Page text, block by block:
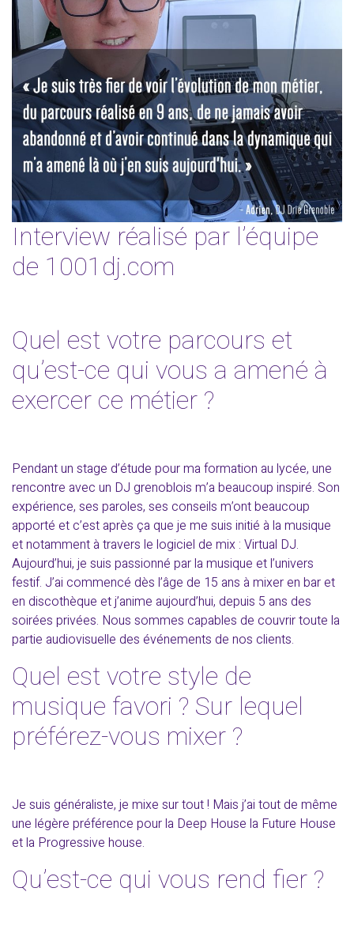
Interview réalisé par l’équipe
de 1001dj.com
Quel est votre parcours et
qu’est-ce qui vous a amené à
exercer ce métier ?
Pendant un stage d’étude pour ma formation au lycée, une
rencontre avec un DJ grenoblois m’a beaucoup inspiré. Son
expérience, ses paroles, ses conseils m’ont beaucoup
apporté et c’est après ça que je me suis initié à la musique
et notamment à travers le logiciel de mix : Virtual DJ.
Aujourd’hui, je suis passionné par la musique et l’univers
festif. J’ai commencé dès l’âge de 15 ans à mixer en bar et
en discothèque et j’anime aujourd’hui, depuis 5 ans des
soirées privées. Nous sommes capables de couvrir toute la
partie audiovisuelle des événements de nos clients.
Quel est votre style de
musique favori ? Sur lequel
préférez-vous mixer ?
Je suis généraliste, je mixe sur tout ! Mais j’ai tout de même
une légère préférence pour la Deep House la Future House
et la Progressive house.
Qu’est-ce qui vous rend fier ?